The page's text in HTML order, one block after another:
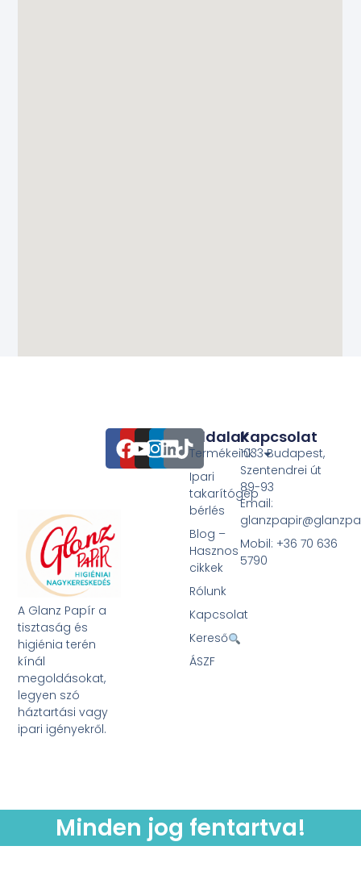
A Glanz Papír a
tisztaság és
higiénia terén
kínál
megoldásokat,
legyen szó
háztartási vagy
ipari igényekről.
Oldalak
Termékeink
Ipari
takarítógép
bérlés
Blog –
Hasznos
cikkek
Rólunk
Kapcsolat
Kereső
ÁSZF
Kapcsolat
1033 Budapest,
Szentendrei út
89-93
Email:
Mobil: +36 70 636
5790
Minden jog fentartva!